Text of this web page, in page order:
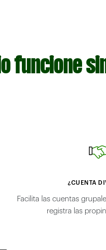
funcione
¿CUENTA
Facilita las cuentas
registra las